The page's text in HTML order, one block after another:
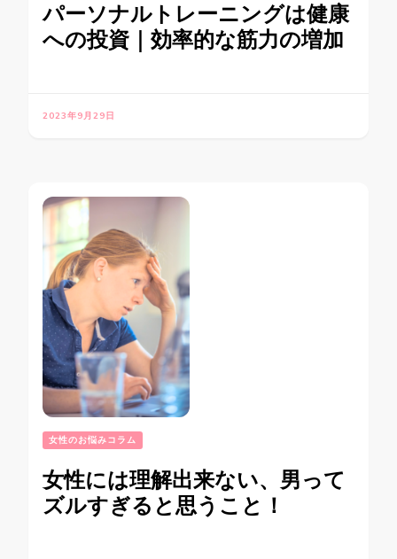
パーソナルトレーニングは健康
への投資｜効率的な筋力の増加
2023年9月29日
女性のお悩みコラム
女性には理解出来ない、男って
ズルすぎると思うこと！